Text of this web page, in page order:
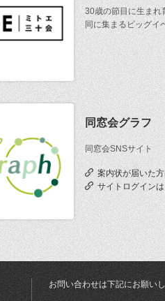
30歳の節目に生まれ
同に集まるビッグイ
同窓会グラフ
同窓会SNSサイト
案内状が届いた
サイトログインは
お問い合わせは下記にお願い